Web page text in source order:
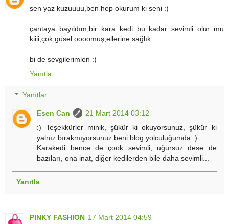
sen yaz kuzuuuu,ben hep okurum ki seni :)
çantaya bayıldım,bir kara kedi bu kadar sevimli olur mu
kiiii,çok güsel oooomuş,ellerine sağlık
bi de sevgilerimlen :)
Yanıtla
Yanıtlar
Esen Can
21 Mart 2014 03:12
:) Teşekkürler minik, şükür ki okuyorsunuz, şükür ki
yalnız bırakmıyorsunuz beni blog yolculuğumda :)
Karakedi bence de çook sevimli, uğursuz dese de
bazıları, ona inat, diğer kedilerden bile daha sevimli...
Yanıtla
PINKY FASHION 17 Mart 2014 04:59